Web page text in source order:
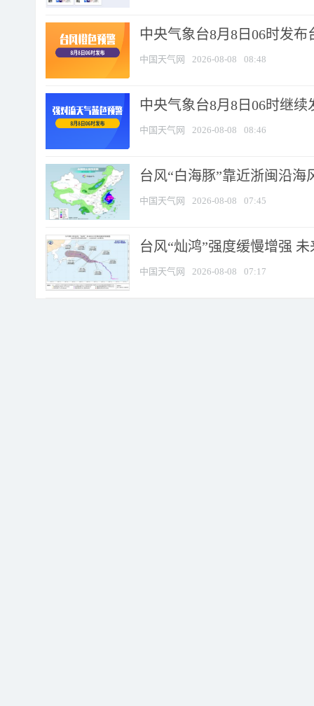
中央气象台8月8日06时发布
中国天气网 2026-08-08 08:48
中央气象台8月8日06时继
中国天气网 2026-08-08 08:46
台风“白海豚”靠近浙闽沿
中国天气网 2026-08-08 07:45
台风“灿鸿”强度缓慢增强
中国天气网 2026-08-08 07:17